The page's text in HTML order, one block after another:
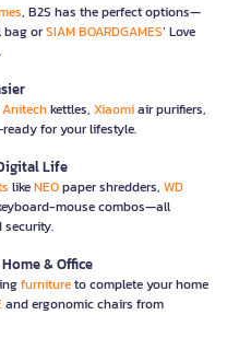
, B2S has the perfect options—
bag orSIAM BOARDGAMES’ Love
Anitechkettles, Xiaomiair purifiers,
for your lifestyle.
Life
likeNEOpaper shredders, WD
mouse combos—all
security.
& Office
furnitureto complete your home
and ergonomic chairs from